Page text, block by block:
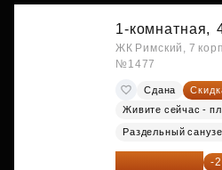
1-комнатная,
ЖК Римский, 7
№1477
Сдана
Живите сейчас -
Раздельный
10 727 094 ₽ -